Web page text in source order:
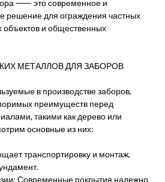
⸺ это современное и
решение для ограждения частных
и общественных
МЕТАЛЛОВ ДЛЯ ЗАБОРОВ
в производстве заборов,
преимуществ перед
такими как дерево или
основные из них:
транспортировку и монтаж,
Современные покрытия надежно